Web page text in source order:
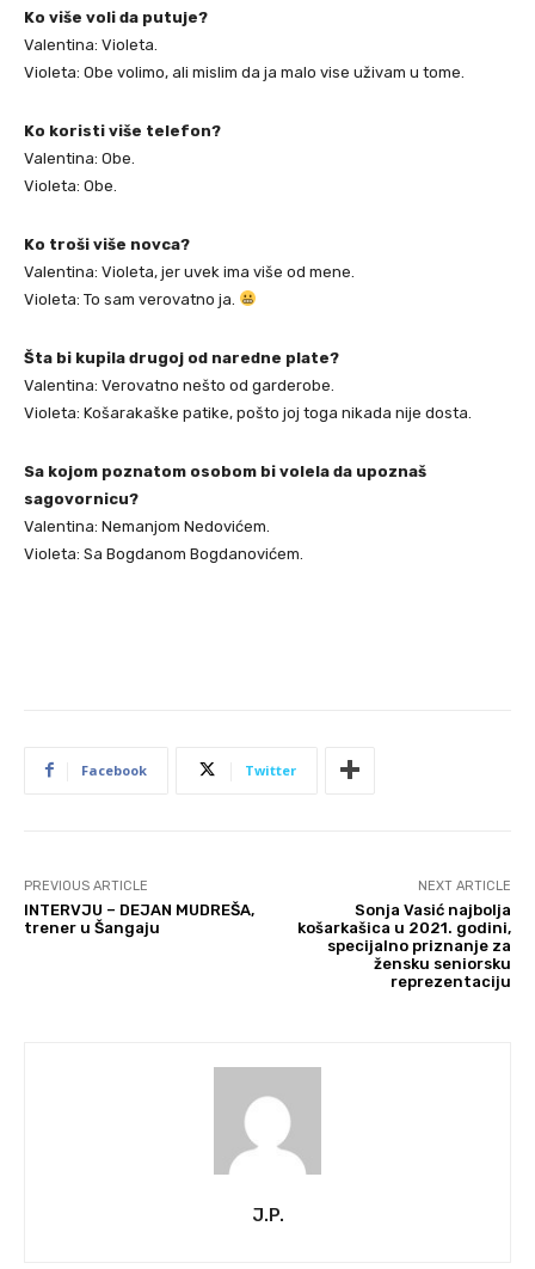
Ko više voli da putuje?
Valentina: Violeta.
Violeta: Obe volimo, ali mislim da ja malo vise uživam u tome.
Ko koristi više telefon?
Valentina: Obe.
Violeta: Obe.
Ko troši više novca?
Valentina: Violeta, jer uvek ima više od mene.
Violeta: To sam verovatno ja.
Šta bi kupila drugoj od naredne plate?
Valentina: Verovatno nešto od garderobe.
Violeta: Košarakaške patike, pošto joj toga nikada nije dosta.
Sa kojom poznatom osobom bi volela da upoznaš
sagovornicu?
Valentina: Nemanjom Nedovićem.
Violeta: Sa Bogdanom Bogdanovićem.
Facebook Twitter
PREVIOUS ARTICLE
INTERVJU – DEJAN MUDREŠA,
trener u Šangaju
NEXT ARTICLE
Sonja Vasić najbolja
košarkašica u 2021. godini,
specijalno priznanje za
žensku seniorsku
reprezentaciju
J.P.